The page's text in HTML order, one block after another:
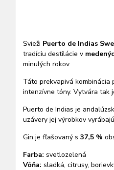
Svieži Puerto de Indias
tradíciu destilácie v
minulých rokov.
Táto prekvapivá
intenzívne tóny. Vytvára tak
Puerto de Indias je
uzávery jej výrobkov
Gin je fľašovaný s 37,5 %
Farba: svetlozelená
Vôňa: sladká, citrusy,